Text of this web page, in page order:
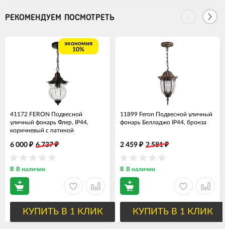
РЕКОМЕНДУЕМ ПОСМОТРЕТЬ
экономия
10%
41172 FERON Подвесной
уличный фонарь Флер, IP44,
коричневый с патиной
6 000 ₽ 6 737₽
В наличии
КУПИТЬ В 1 КЛИК
11899 Feron Подвесной уличный
фонарь Белладжо IP44, бронза
2 459 ₽ 2 581₽
В наличии
КУПИТЬ В 1 КЛИК